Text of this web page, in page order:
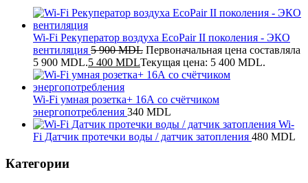
Wi-Fi Рекуператор воздуха EcoPair II поколения - ЭКО
вентиляция 5 900MDL Первоначальная цена составляла
5 900 MDL.5 400 MDLТекущая цена: 5 400 MDL.
Wi-Fi умная розетка+ 16А со счётчиком
энергопотребления 340 MDL
Wi-
Fi Датчик протечки воды / датчик затопления 480 MDL
Категории